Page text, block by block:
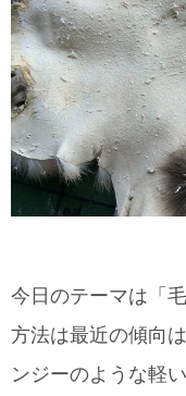
今日のテーマは「
方法は最近の傾向
ンジーのような軽